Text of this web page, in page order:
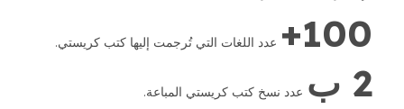
100+ عدد اللغات التي تُرجمت إليها كتب كريستي.
2 ب عدد نسخ كتب كريستي المباعة.